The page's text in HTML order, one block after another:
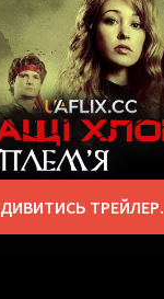
ДИВИТИСЬ ТРЕЙЛЕР.